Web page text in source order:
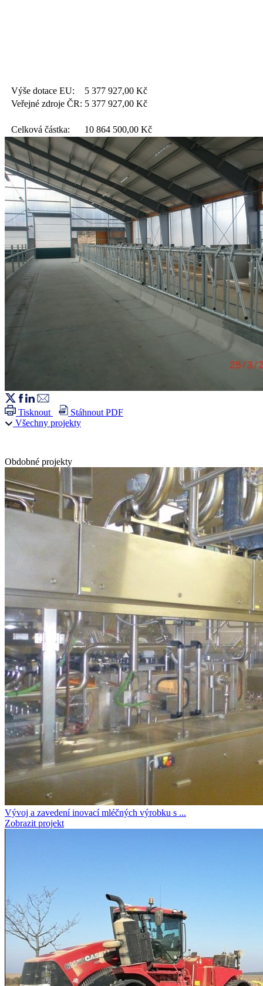
Výše dotace EU: 5 377 927,00 Kč
Veřejné zdroje ČR: 5 377 927,00 Kč
Celková částka: 10 864 500,00 Kč
Tisknout
Stáhnout PDF
Všechny projekty
Obdobné projekty
Vývoj a zavedení inovací mléčných výrobku s ...
Zobrazit projekt